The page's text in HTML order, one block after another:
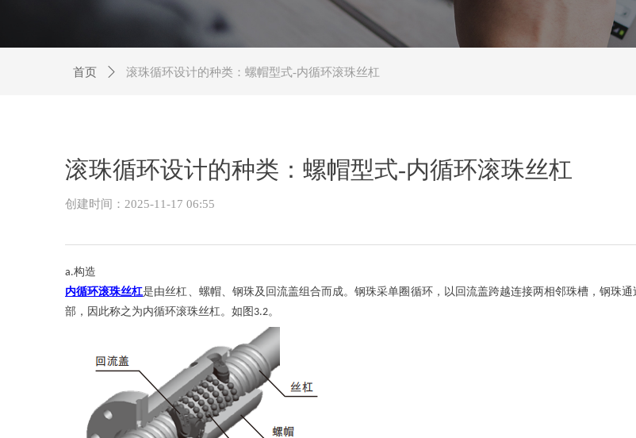
首页 ꄲ 滚珠循环设计的种类：螺帽型式-内循环滚珠丝杠
滚珠循环设计的种类：螺帽型式-内循环滚珠丝杠
创建时间： 2025-11-17 06:55
a.构造
内循环滚珠丝杠是由丝杠、螺帽、钢珠及回流盖组合而成。钢珠采单圈循环，以回流盖跨越连接两相邻珠槽，钢珠
部，因此称之为内循环滚珠丝杠。如图 3.2。